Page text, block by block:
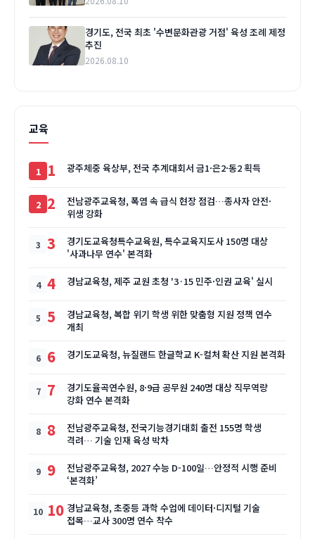
경기도, 전국 최초 '수변문화관광 거점' 육성 조례 제정
추진
2026.08.10
교육
1 광주체중 육상부, 전국 추계대회서 금1·은2·동2 획득
2
전남광주교육청, 폭염 속 급식 현장 점검…종사자 안전·
위생 강화
3
경기도교육청특수교육원, 특수교육지도사 150명 대상
'사과나무 연수' 본격화
4 경남교육청, 제주 교원 초청 '3·15 민주·인권 교육' 실시
5
경남교육청, 복합 위기 학생 위한 맞춤형 지원 정책 연수
개최
6 경기도교육청, 뉴질랜드 한글학교 K-컬처 확산 지원 본격화
7
경기도율곡연수원, 8·9급 공무원 240명 대상 직무역량
강화 연수 본격화
8
전남광주교육청, 전국기능경기대회 출전 155명 학생
격려… 기술 인재 육성 박차
9
전남광주교육청, 2027 수능 D-100일…안정적 시행 준비
‘본격화’
10 경남교육청, 초중등 과학 수업에 데이터·디지털 기술
접목…교사 300명 연수 착수